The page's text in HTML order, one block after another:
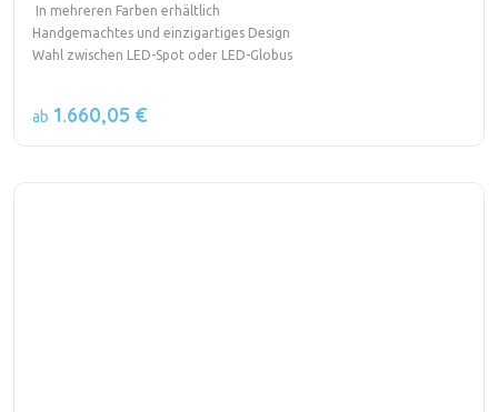
In mehreren Farben erhältlich
Handgemachtes und einzigartiges Design
Wahl zwischen LED-Spot oder LED-Globus
ab 1.660,05 €